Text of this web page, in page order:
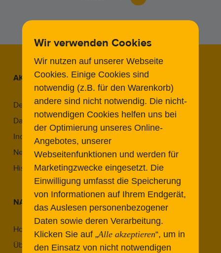
AKTUELLE BEITRÄGE
Denkmal & Reparaturgesellschaft
Das THF-Denkmalkonzept
Industriekultur in Berlin
Neue Wege im Denkmal
Historic Airports Revisited
NAVIGATION
Home
Über Uns
Wir verwenden Cookies
Wir nutzen auf unserer Webseite
Cookies. Einige Cookies sind
notwendig (z.B. für den Warenkorb)
andere sind nicht notwendig. Die nicht-
notwendigen Cookies helfen uns bei
der Optimierung unseres Online-
Angebotes, unserer
Webseitenfunktionen und werden für
Marketingzwecke eingesetzt. Die
Einwilligung umfasst die Speicherung
von Informationen auf Ihrem Endgerät,
das Auslesen personenbezogener
Daten sowie deren Verarbeitung.
Klicken Sie auf „Alle akzeptieren“, um in
den Einsatz von nicht notwendigen